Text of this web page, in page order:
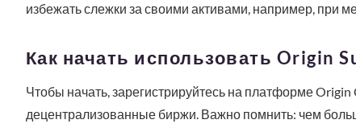
избежать слежки за своими активами, например, при
Как начать использовать Origin
Чтобы начать, зарегистрируйтесь на платформе Origin
децентрализованные биржи. Важно помнить: чем